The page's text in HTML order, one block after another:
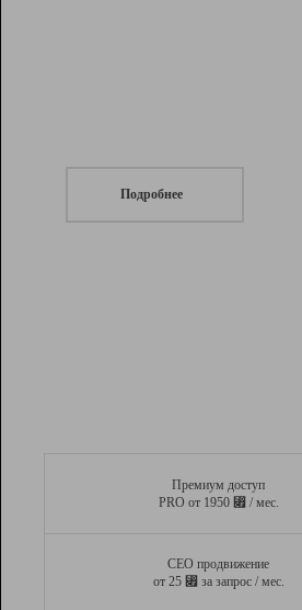
Подробнее
Премиум доступ
PRO от 1950 ⃏ / мес.
СЕО продвижение
от 25 ⃏ за запрос / мес.